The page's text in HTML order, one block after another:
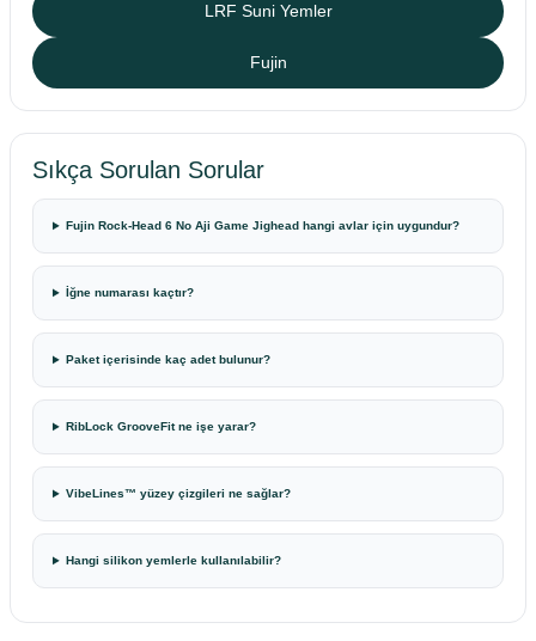
LRF Suni Yemler
Fujin
Sıkça Sorulan Sorular
Fujin Rock-Head 6 No Aji Game Jighead hangi avlar için uygundur?
İğne numarası kaçtır?
Paket içerisinde kaç adet bulunur?
RibLock GrooveFit ne işe yarar?
VibeLines™ yüzey çizgileri ne sağlar?
Hangi silikon yemlerle kullanılabilir?